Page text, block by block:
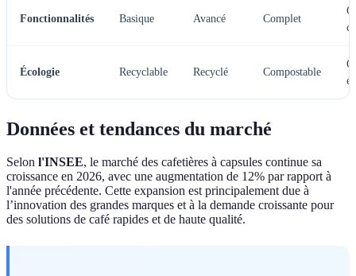
Fonctionnalités Basique Avancé Complet
Écologie Recyclable Recyclé Compostable
Données et tendances du marché
Selon l'INSEE, le marché des cafetières à capsules continue sa
croissance en 2026, avec une augmentation de 12% par rapport à
l'année précédente. Cette expansion est principalement due à
l’innovation des grandes marques et à la demande croissante pour
des solutions de café rapides et de haute qualité.